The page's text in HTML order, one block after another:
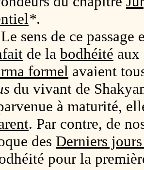
*.
sens de ce
de la bodhéité aux
formel avaient
du vivant de
à maturité,
. Par contre, de
des Derniers
pour la